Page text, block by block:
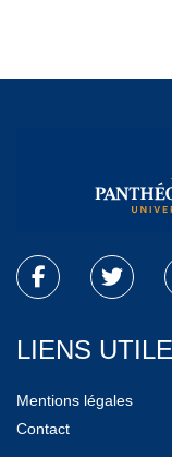
LIENS
Mentions légales
Contact